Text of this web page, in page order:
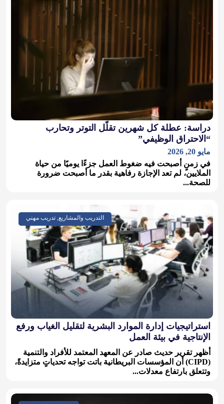
دراسة: عطلة كل شهرين تقلّل التوتر وتحارب
“الاحتراق الوظيفي”
مايو 20, 2026
في زمنٍ أصبحت فيه ضغوط العمل جزءًا يوميًا من حياة
الملايين، لم تعد الإجازة رفاهية بقدر ما أصبحت ضرورة
للصحة...
التدريب والمشاريع, تدريب مهني
استراتيجيات إدارة الموارد البشرية لتقليل الغياب ورفع
الإنتاجية في بيئة العمل
أظهر تقرير حديث صادر عن المعهد المعتمد للأفراد والتنمية
(CIPD) أن المؤسسات البريطانية باتت تواجه تحدياتٍ متزايدةً،
وتتعلق بارتفاع معدلات...